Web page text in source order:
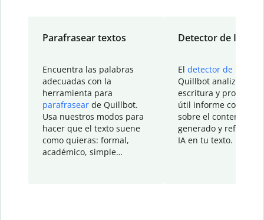
Parafrasear textos
Encuentra las palabras
adecuadas con la
herramienta para
parafrasear de Quillbot.
Usa nuestros modos para
hacer que el texto suene
como quieras: formal,
académico, simple…
Detector de IA
El detector de IA
Quillbot analiza tu
escritura y
útil informe con
sobre el contenido
generado y refinado
IA en tu texto.